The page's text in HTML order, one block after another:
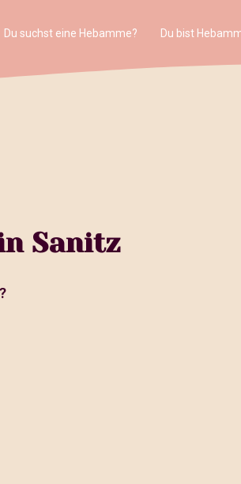
Du suchst eine Hebamme? Du bist
Sanitz